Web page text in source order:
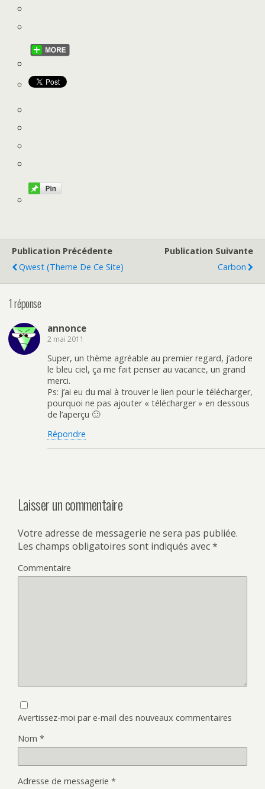
Publication Précédente
Qwest (theme De Ce Site)
Publication Suivante
Carbon
1 réponse
annonce
2 mai 2011
Super, un thème agréable au premier regard, j’adore
le bleu ciel, ça me fait penser au vacance, un grand
merci.
Ps: j’ai eu du mal à trouver le lien pour le télécharger,
pourquoi ne pas ajouter « télécharger » en dessous
de l’aperçu 🙂
Répondre
Laisser un commentaire
Votre adresse de messagerie ne sera pas publiée.
Les champs obligatoires sont indiqués avec*
Commentaire
Avertissez-moi par e-mail des nouveaux commentaires
Nom *
Adresse de messagerie *